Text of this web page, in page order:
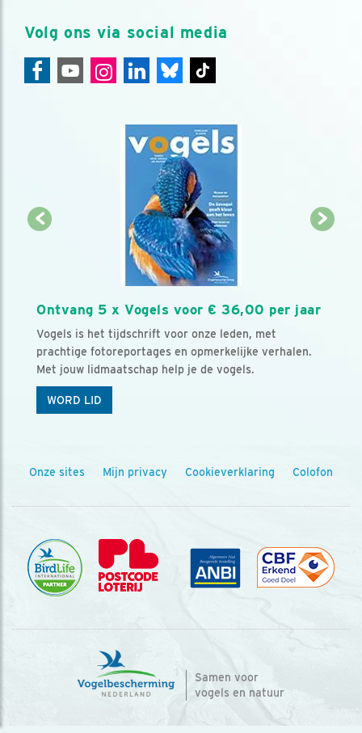
Volg ons via social media
Ontvang 5 x Vogels voor € 36,00 per jaar
Vogels is het tijdschrift voor onze leden, met
prachtige fotoreportages en opmerkelijke verhalen.
Met jouw lidmaatschap help je de vogels.
WORD LID
Onze sites Mijn privacy Cookieverklaring Colofon
Samen voor
vogels en natuur